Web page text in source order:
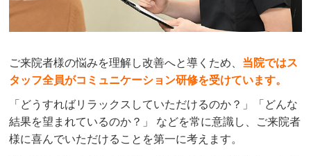
ご来院者様の悩みを理解し改善へと導くため、 当院ではス
タッフ全員がコミュニケーション研修を受けています。
「どうすればリラックスしていただけるのか？」「どんな
結果を望まれているのか？」 などを常に意識し、ご来院者
様に喜んでいただけることを第一に考えます。